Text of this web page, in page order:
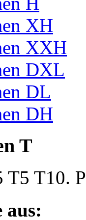
XH
XXH
DXL
DL
DH
T
T5 T10.
aus: